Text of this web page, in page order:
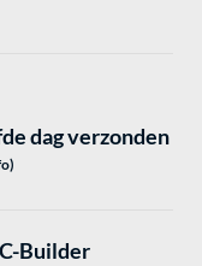
dag verzonden
Builder